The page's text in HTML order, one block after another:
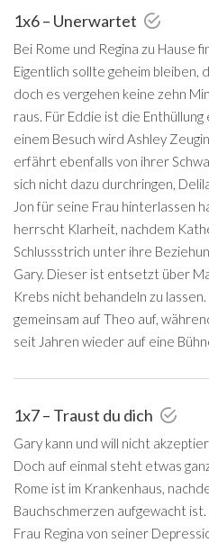
1x6 – Unerwartet
Bei Rome und Regina zu Hause
Eigentlich sollte geheim bleiben,
doch es vergehen keine zehn
raus. Für Eddie ist die Enthüllung
einem Besuch wird Ashley
erfährt ebenfalls von ihrer
sich nicht dazu durchringen,
Jon für seine Frau hinterlassen
herrscht Klarheit, nachdem
Schlussstrich unter ihre
Gary. Dieser ist entsetzt über
Krebs nicht behandeln zu
gemeinsam auf Theo auf,
seit Jahren wieder auf eine
1x7 – Traust du dich
Gary kann und will nicht
Doch auf einmal steht etwas
Rome ist im Krankenhaus,
Bauchschmerzen aufgewacht
Frau Regina von seiner